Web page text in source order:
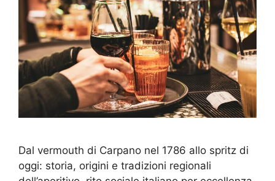
Dal vermouth di Carpano nel 1786 allo spritz di
oggi: storia, origini e tradizioni regionali